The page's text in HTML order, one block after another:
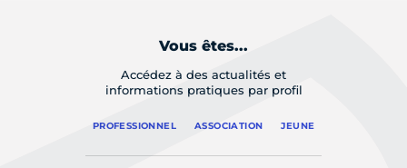
Vous êtes...
Accédez à des actualités et
informations pratiques par profil
PROFESSIONNEL ASSOCIATION JEUNE